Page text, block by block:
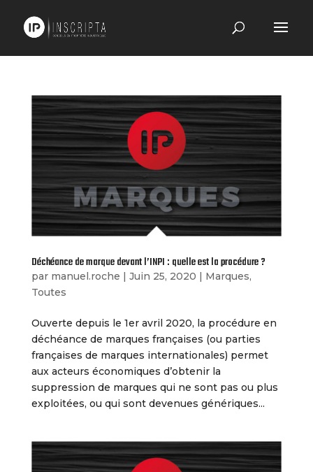
Déchéance de marque devant l’INPI : quelle est la procédure ?
par manuel.roche | Juin 25, 2020 | Marques,
Toutes
Ouverte depuis le 1er avril 2020, la procédure en
déchéance de marques françaises (ou parties
françaises de marques internationales) permet
aux acteurs économiques d’obtenir la
suppression de marques qui ne sont pas ou plus
exploitées, ou qui sont devenues génériques...